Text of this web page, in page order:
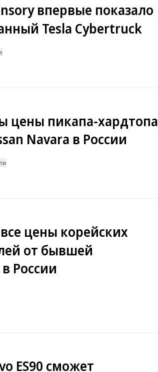
впервые показало
Tesla Cybertruck
цены пикапа-хардтопа
Navara в России
цены корейских
от бывшей
России
ES90 сможет